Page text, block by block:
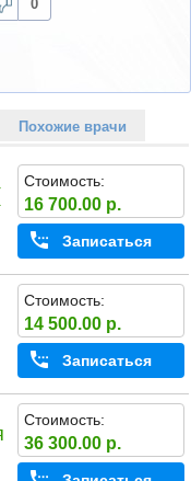
0
Похожие врачи
Стоимость:
16 700.00 р.
Записаться
Стоимость:
14 500.00 р.
Записаться
Стоимость:
36 300.00 р.